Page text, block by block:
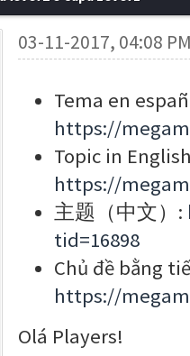
03-11-2017, 04:08
Tema en
https://
Topic in
https://
主题（中文）:
tid=16898
Chủ đề bằng
https://
Olá Players!